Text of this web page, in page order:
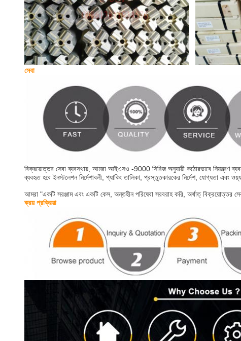
সেবা
বিক্রয়োত্তর সেবা ব্যবস্থায়, আমরা আইএসও -9000 সিরিজ অনুযায়ী কঠোরভাবে নিয়ন্ত্রণ
ব্যবহৃত হবে ইনস্টলেশন নির্দেশাবলী, প্যাকিং তালিকা, প্রস্তুতকারকের নির্দেশ, যোগ্যতা এবং
আমরা "একটি সরঞ্জাম এবং একটি কেস, অন্তহীন পরিষেবা সরবরাহ করি, অর্থাত্ বিক্রয়োত্তর
ক্রয় প্রক্রিয়া